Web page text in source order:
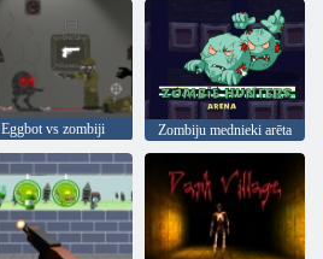
Eggbot vs zombiji Zombiju mednieki arēta